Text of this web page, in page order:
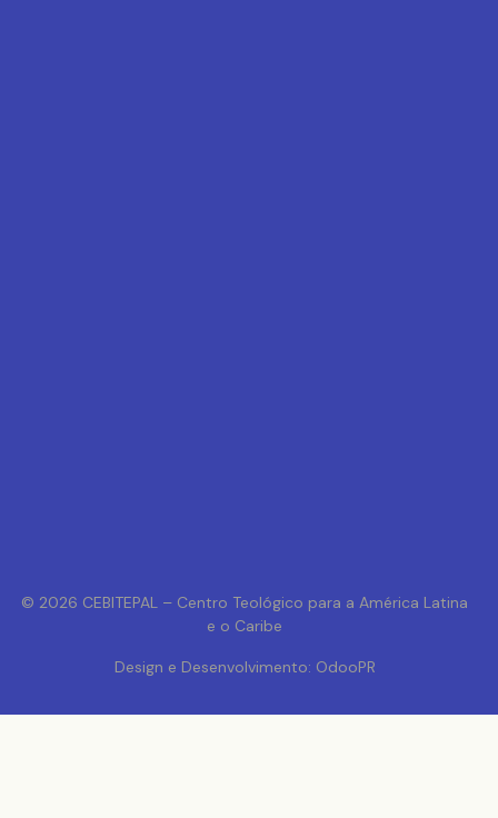
© 2026 CEBITEPAL – Centro Teológico para a América Latina
e o Caribe
Design e Desenvolvimento: OdooPR